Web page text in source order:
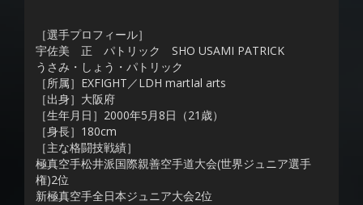
［選手プロフィール］
宇佐美 正 パトリック SHO USAMI PATRICK
うさみ・しょう・パトリック
［所属］EXFIGHT／LDH martIal arts
［出身］大阪府
［生年月日］2000年5月8日（21歳）
［身長］180cm
［主な格闘技戦績］
極真空手松井派国際親善空手道大会(世界ジュニア選手
権)2位
新極真空手全日本ジュニア大会2位